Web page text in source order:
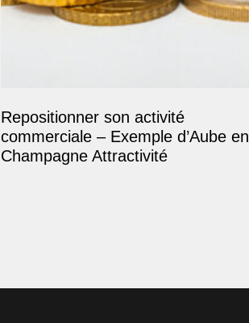
Repositionner son activité
commerciale – Exemple d’Aube en
Champagne Attractivité